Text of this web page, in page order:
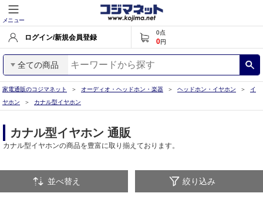
メニュー
ログイン/新規会員登録
0点
0円
全ての商品
家電通販のコジマネット オーディオ・ヘッドホン・楽器 ヘッドホン・イヤホン
イ
ヤホン
カナル型イヤホン
カナル型イヤホン 通販
カナル型イヤホンの商品を豊富に取り揃えております。
並べ替え 絞り込み